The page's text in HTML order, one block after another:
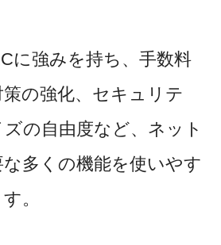
に強みを持ち、手数料
の強化、セキュリテ
の自由度など、ネット
多くの機能を使いやす
。